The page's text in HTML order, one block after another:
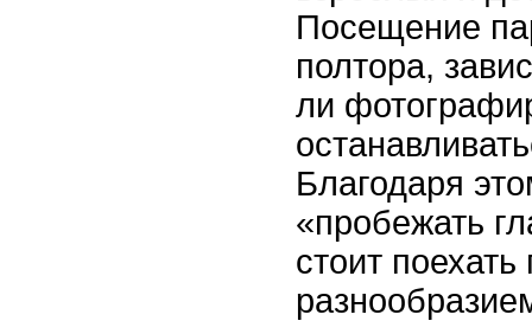
Посещение
полтора,
ли
Благодаря
«пробежать
стоит